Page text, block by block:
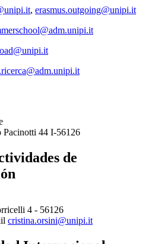
, erasmus.outgoing@unipi.it
Pacinotti 44 I-56126
de
4 - 56126
cristina.orsini@unipi.it